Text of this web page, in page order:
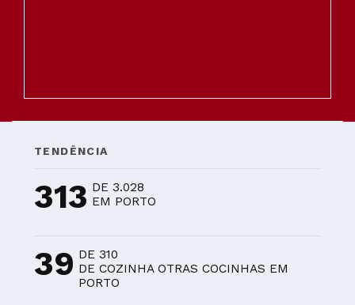
TENDÊNCIA
313 DE 3.028
EM PORTO
39 DE 310
DE COZINHA OTRAS COCINHAS EM
PORTO